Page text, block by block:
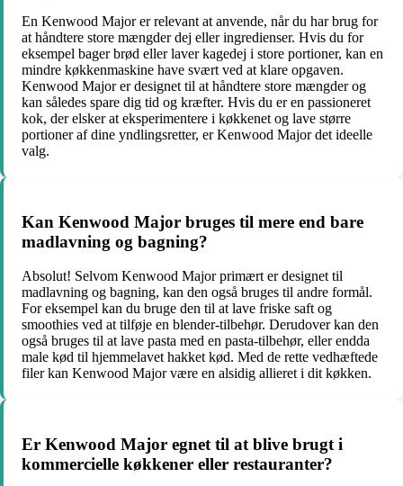
En Kenwood Major er relevant at anvende, når du har brug for
at håndtere store mængder dej eller ingredienser. Hvis du for
eksempel bager brød eller laver kagedej i store portioner, kan en
mindre køkkenmaskine have svært ved at klare opgaven.
Kenwood Major er designet til at håndtere store mængder og
kan således spare dig tid og kræfter. Hvis du er en passioneret
kok, der elsker at eksperimentere i køkkenet og lave større
portioner af dine yndlingsretter, er Kenwood Major det ideelle
valg.
Kan Kenwood Major bruges til mere end bare
madlavning og bagning?
Absolut! Selvom Kenwood Major primært er designet til
madlavning og bagning, kan den også bruges til andre formål.
For eksempel kan du bruge den til at lave friske saft og
smoothies ved at tilføje en blender-tilbehør. Derudover kan den
også bruges til at lave pasta med en pasta-tilbehør, eller endda
male kød til hjemmelavet hakket kød. Med de rette vedhæftede
filer kan Kenwood Major være en alsidig allieret i dit køkken.
Er Kenwood Major egnet til at blive brugt i
kommercielle køkkener eller restauranter?